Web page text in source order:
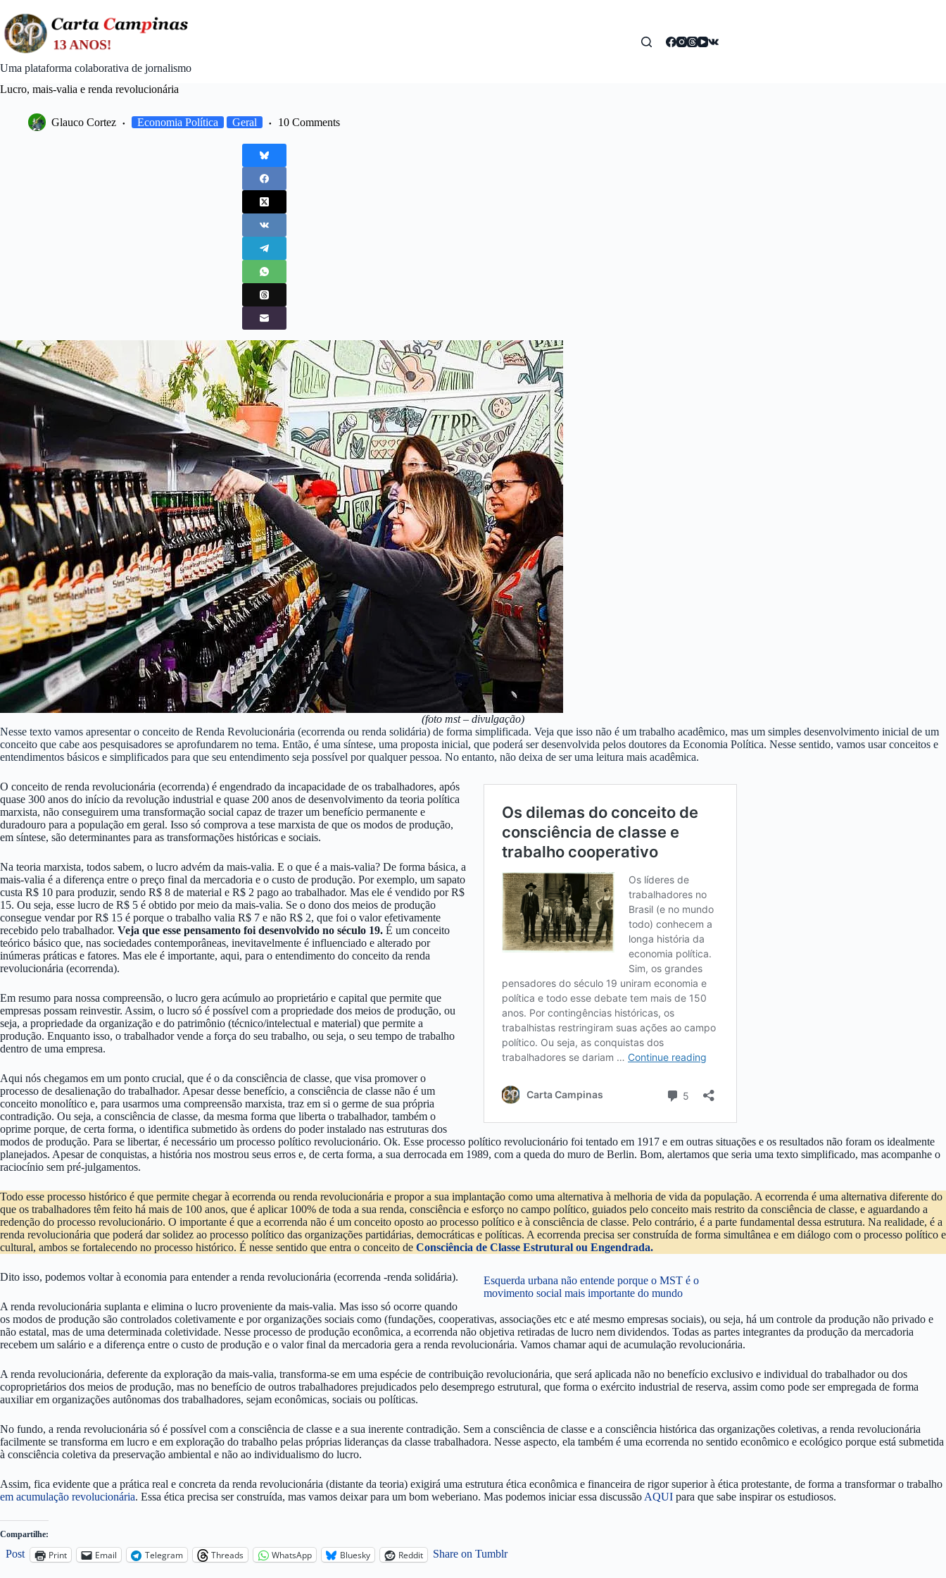
content
Uma plataforma colaborativa de jornalismo
Lucro, mais-valia e renda revolucionária
Glauco Cortez Economia Política Geral 10 Comments
(foto mst – divulgação)
Nesse texto vamos apresentar o conceito de Renda Revolucionária (ecorrenda ou renda solidária) de forma simplificada. Veja que isso não é um trabalho acadêmico, mas um simples desenvolvimento inicial de um
conceito que cabe aos pesquisadores se aprofundarem no tema. Então, é uma síntese, uma proposta inicial, que poderá ser desenvolvida pelos doutores da Economia Política. Nesse sentido, vamos usar conceitos e
entendimentos básicos e simplificados para que seu entendimento seja possível por qualquer pessoa. No entanto, não deixa de ser uma leitura mais acadêmica.
O conceito de renda revolucionária (ecorrenda) é engendrado da incapacidade de os trabalhadores, após
quase 300 anos do início da revolução industrial e quase 200 anos de desenvolvimento da teoria política
marxista, não conseguirem uma transformação social capaz de trazer um benefício permanente e
duradouro para a população em geral. Isso só comprova a tese marxista de que os modos de produção,
em síntese, são determinantes para as transformações históricas e sociais.
Na teoria marxista, todos sabem, o lucro advém da mais-valia. E o que é a mais-valia? De forma básica, a
mais-valia é a diferença entre o preço final da mercadoria e o custo de produção. Por exemplo, um sapato
custa R$ 10 para produzir, sendo R$ 8 de material e R$ 2 pago ao trabalhador. Mas ele é vendido por R$
15. Ou seja, esse lucro de R$ 5 é obtido por meio da mais-valia. Se o dono dos meios de produção
consegue vendar por R$ 15 é porque o trabalho valia R$ 7 e não R$ 2, que foi o valor efetivamente
recebido pelo trabalhador. Veja que esse pensamento foi desenvolvido no século 19. É um conceito
teórico básico que, nas sociedades contemporâneas, inevitavelmente é influenciado e alterado por
inúmeras práticas e fatores. Mas ele é importante, aqui, para o entendimento do conceito da renda
revolucionária (ecorrenda).
Em resumo para nossa compreensão, o lucro gera acúmulo ao proprietário e capital que permite que
empresas possam reinvestir. Assim, o lucro só é possível com a propriedade dos meios de produção, ou
seja, a propriedade da organização e do patrimônio (técnico/intelectual e material) que permite a
produção. Enquanto isso, o trabalhador vende a força do seu trabalho, ou seja, o seu tempo de trabalho
dentro de uma empresa.
Aqui nós chegamos em um ponto crucial, que é o da consciência de classe, que visa promover o
processo de desalienação do trabalhador. Apesar desse benefício, a consciência de classe não é um
conceito monolítico e, para usarmos uma compreensão marxista, traz em si o germe de sua própria
contradição. Ou seja, a consciência de classe, da mesma forma que liberta o trabalhador, também o
oprime porque, de certa forma, o identifica submetido às ordens do poder instalado nas estruturas dos
modos de produção. Para se libertar, é necessário um processo político revolucionário. Ok. Esse processo político revolucionário foi tentado em 1917 e em outras situações e os resultados não foram os idealmente
planejados. Apesar de conquistas, a história nos mostrou seus erros e, de certa forma, a sua derrocada em 1989, com a queda do muro de Berlin. Bom, alertamos que seria uma texto simplificado, mas acompanhe o
raciocínio sem pré-julgamentos.
Todo esse processo histórico é que permite chegar à ecorrenda ou renda revolucionária e propor a sua implantação como uma alternativa à melhoria de vida da população. A ecorrenda é uma alternativa diferente do
que os trabalhadores têm feito há mais de 100 anos, que é aplicar 100% de toda a sua renda, consciência e esforço no campo político, guiados pelo conceito mais restrito da consciência de classe, e aguardando a
redenção do processo revolucionário. O importante é que a ecorrenda não é um conceito oposto ao processo político e à consciência de classe. Pelo contrário, é a parte fundamental dessa estrutura. Na realidade, é a
renda revolucionária que poderá dar solidez ao processo político das organizações partidárias, democráticas e políticas. A ecorrenda precisa ser construída de forma simultânea e em diálogo com o processo político e
cultural, ambos se fortalecendo no processo histórico. É nesse sentido que entra o conceito de Consciência de Classe Estrutural ou Engendrada.
Esquerda urbana não entende porque o MST é o
movimento social mais importante do mundo
Dito isso, podemos voltar à economia para entender a renda revolucionária (ecorrenda -renda solidária).
A renda revolucionária suplanta e elimina o lucro proveniente da mais-valia. Mas isso só ocorre quando
os modos de produção são controlados coletivamente e por organizações sociais como (fundações, cooperativas, associações etc e até mesmo empresas sociais), ou seja, há um controle da produção não privado e
não estatal, mas de uma determinada coletividade. Nesse processo de produção econômica, a ecorrenda não objetiva retiradas de lucro nem dividendos. Todas as partes integrantes da produção da mercadoria
recebem um salário e a diferença entre o custo de produção e o valor final da mercadoria gera a renda revolucionária. Vamos chamar aqui de acumulação revolucionária.
A renda revolucionária, deferente da exploração da mais-valia, transforma-se em uma espécie de contribuição revolucionária, que será aplicada não no benefício exclusivo e individual do trabalhador ou dos
coproprietários dos meios de produção, mas no benefício de outros trabalhadores prejudicados pelo desemprego estrutural, que forma o exército industrial de reserva, assim como pode ser empregada de forma
auxiliar em organizações autônomas dos trabalhadores, sejam econômicas, sociais ou políticas.
No fundo, a renda revolucionária só é possível com a consciência de classe e a sua inerente contradição. Sem a consciência de classe e a consciência histórica das organizações coletivas, a renda revolucionária
facilmente se transforma em lucro e em exploração do trabalho pelas próprias lideranças da classe trabalhadora. Nesse aspecto, ela também é uma ecorrenda no sentido econômico e ecológico porque está submetida
à consciência coletiva da preservação ambiental e não ao individualismo do lucro.
Assim, fica evidente que a prática real e concreta da renda revolucionária (distante da teoria) exigirá uma estrutura ética econômica e financeira de rigor superior à ética protestante, de forma a transformar o trabalho
em acumulação revolucionária. Essa ética precisa ser construída, mas vamos deixar para um bom weberiano. Mas podemos iniciar essa discussão AQUI para que sabe inspirar os estudiosos.
Compartilhe:
Post Print Email Telegram Threads WhatsApp Bluesky Reddit Share on Tumblr